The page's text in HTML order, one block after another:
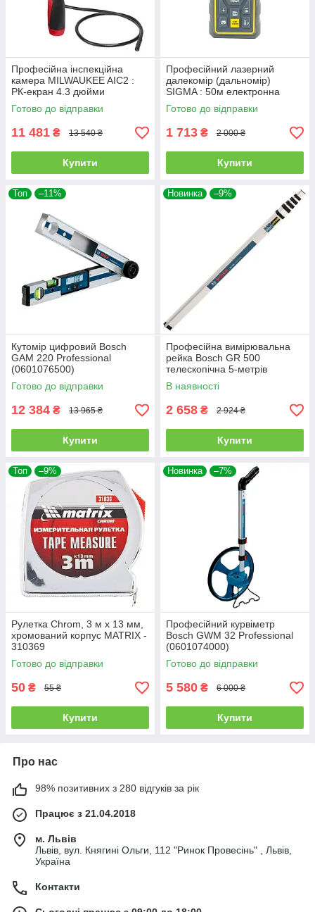
Професійна інспекційна
камера MILWAUKEE AIC2 :
РК-екран 4.3 дюйми
(4933480738)
Готово до відправки
11 481 ₴ 13 540 ₴
Купити
Професійний лазерний
далекомір (дальномір)
SIGMA : 50м електронна
лазерна рулетка 3727411
Готово до відправки
1 713 ₴ 2 000 ₴
Купити
Топ –11%
Кутомір цифровий Bosch
GAM 220 Professional
(0601076500)
Готово до відправки
12 384 ₴ 13 965 ₴
Купити
Новинка –9%
Професійна вимірювальна
рейка Bosch GR 500
телескопічна 5-метрів
(0601094600)
В наявності
2 658 ₴ 2 924 ₴
Купити
Топ –9%
Рулетка Chrom, 3 м x 13 мм,
хромований корпус MATRIX -
310369
Готово до відправки
50 ₴ 55 ₴
Купити
Новинка –7%
Професійний курвіметр
Bosch GWM 32 Professional
(0601074000)
Готово до відправки
5 580 ₴ 6 000 ₴
Купити
Про нас
98% позитивних з 280 відгуків за рік
Працює з 21.04.2018
м. Львів
Львів, вул. Княгині Ольги, 112 "Ринок Провесінь" , Львів,
Україна
Контакти